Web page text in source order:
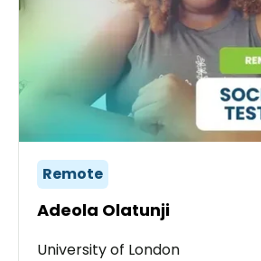
Remote
Adeola Olatunji
University of London